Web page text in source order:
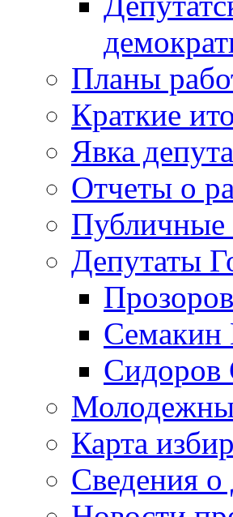
Планы
Краткие
Явка
Отчеты о
Публичные
Депутаты
Карта
Сведения о